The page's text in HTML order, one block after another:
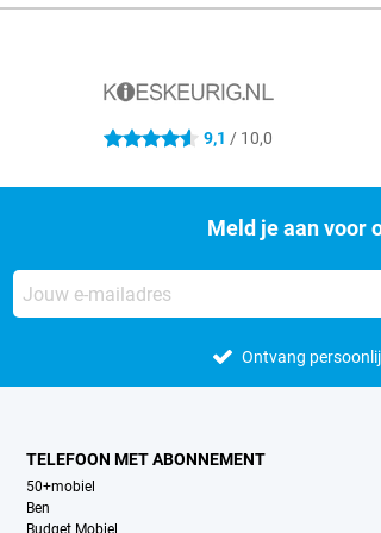
4.6 sterren 9,1 / 10,0
Meld je aan voor
Ontvang
TELEFOON MET ABONNEMENT
50+mobiel
Ben
Budget Mobiel